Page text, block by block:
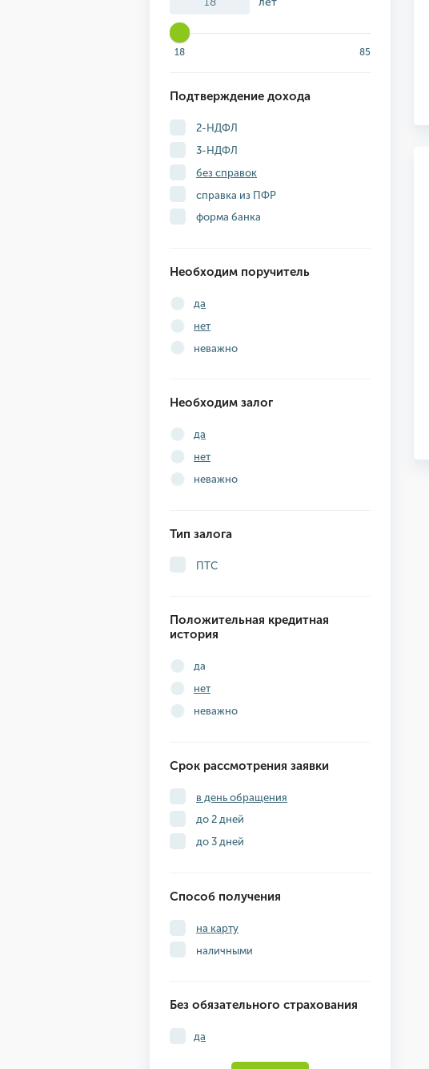
18 85
Подтверждение дохода
2-НДФЛ
3-НДФЛ
без справок
справка из ПФР
форма банка
Необходим поручитель
да
нет
неважно
Необходим залог
да
нет
неважно
Тип залога
ПТС
Положительная кредитная
история
да
нет
неважно
Срок рассмотрения заявки
в день обращения
до 2 дней
до 3 дней
Способ получения
на карту
наличными
Без обязательного страхования
да